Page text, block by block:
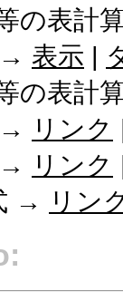
の表計
表示 |
の表計
リンク
リンク
→
リン